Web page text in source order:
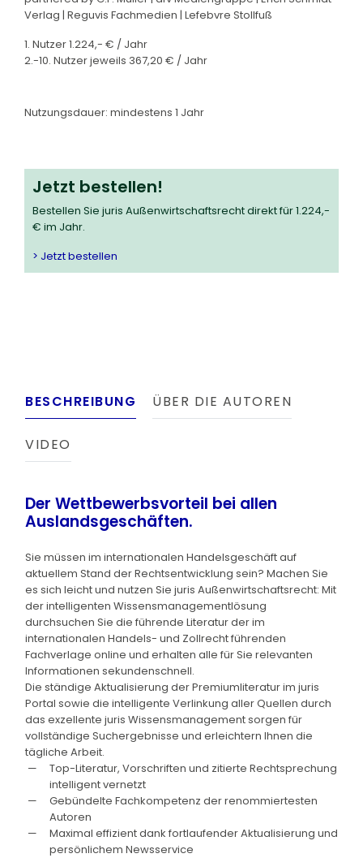
Verlag | Reguvis Fachmedien | Lefebvre Stollfuß
1. Nutzer 1.224,- € / Jahr
2.-10. Nutzer jeweils 367,20 € / Jahr
Nutzungsdauer: mindestens 1 Jahr
Jetzt bestellen!
Bestellen Sie juris Außenwirtschaftsrecht direkt für 1.224,-
€ im Jahr.
> Jetzt bestellen
BESCHREIBUNG ÜBER DIE AUTOREN
VIDEO
Der Wettbewerbsvorteil bei allen
Auslandsgeschäften.
Sie müssen im internationalen Handelsgeschäft auf
aktuellem Stand der Rechtsentwicklung sein? Machen Sie
es sich leicht und nutzen Sie juris Außenwirtschaftsrecht: Mit
der intelligenten Wissensmanagementlösung
durchsuchen Sie die führende Literatur der im
internationalen Handels- und Zollrecht führenden
Fachverlage online und erhalten alle für Sie relevanten
Informationen sekundenschnell.
Die ständige Aktualisierung der Premiumliteratur im juris
Portal sowie die intelligente Verlinkung aller Quellen durch
das exzellente juris Wissensmanagement sorgen für
vollständige Suchergebnisse und erleichtern Ihnen die
tägliche Arbeit.
Top-Literatur, Vorschriften und zitierte Rechtsprechung
intelligent vernetzt
Gebündelte Fachkompetenz der renommiertesten
Autoren
Maximal effizient dank fortlaufender Aktualisierung und
persönlichem Newsservice